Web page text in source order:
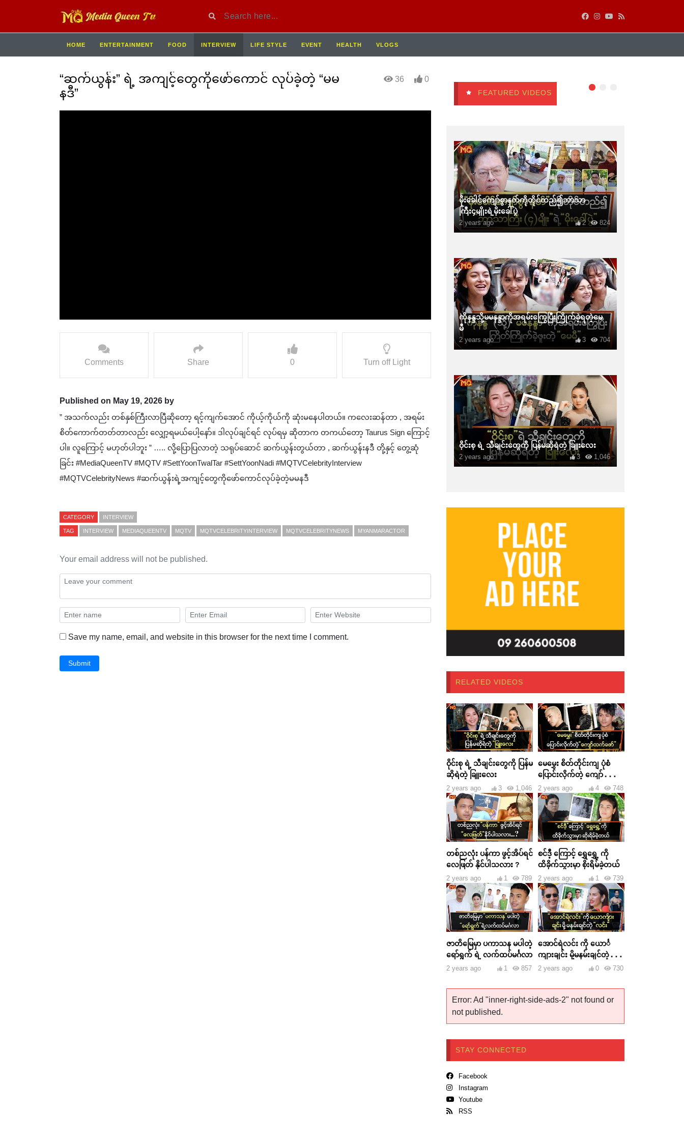
HOME ENTERTAINMENT FOOD INTERVIEW LIFE STYLE EVENT HEALTH VLOGS
“ဆက်ယွန်း” ရဲ့ အကျင့်တွေကိုဖော်ကောင် လုပ်ခဲ့တဲ့ “မမ
နဒီ”
36 0
Comments Share 0 Turn off Light
Published on May 19, 2026 by
” အသက်လည်း တစ်နှစ်ကြီးလာပြီဆိုတော့ ရင့်ကျက်အောင် ကိုယ့်ကိုယ်ကို ဆုံးမနေပါတယ်။ ကလေးဆန်တာ , အရမ်း
စိတ်ကောက်တတ်တာလည်း လျှော့ရမယ်ပေါ့နော်။ ဒါလုပ်ချင်ရင် လုပ်ရမှ ဆိုတာက တကယ်တော့ Taurus Sign ကြောင့်
ပါ။ လူကြောင့် မဟုတ်ပါဘူး ” ….. လို့ပြောပြလာတဲ့ သရုပ်ဆောင် ဆက်ယွန်းတွယ်တာ , ဆက်ယွန်းနဒီ တို့နှင့် တွေ့ဆုံ
ခြင်း #MediaQueenTV #MQTV #SettYoonTwalTar #SettYoonNadi #MQTVCelebrityInterview
#MQTVCelebrityNews #ဆက်ယွန်းရဲ့အကျင့်တွေကိုဖော်ကောင်လုပ်ခဲ့တဲ့မမနဒီ
CATEGORY INTERVIEW
TAG INTERVIEW MEDIAQUEENTV MQTV MQTVCELEBRITYINTERVIEW MQTVCELEBRITYNEWS MYANMARACTOR
Your email address will not be published.
Save my name, email, and website in this browser for the next time I comment.
Submit
FEATURED VIDEOS
မိုးခေါင်ကျော်စွာနတ်ကိုတိုင်တည်၍ဘာသာ
ကြီး၄မျိုးရဲ့မိုးခေါ်ပွဲ
2 years ago 824
2
ကိုနန္ဒသို့မမနန္ဒာကိုအရမ်းကြွေပြီးကြိုက်ခဲ့ရတဲ့မေ
မီ
2 years ago 704
3
ဝိုင်းစု ရဲ့ သီချင်းတွေကို ပြန်မဆိုရဲတဲ့ ခြူးလေး
2 years ago 1,046
3
RELATED VIDEOS
ဝိုင်းစု ရဲ့ သီချင်းတွေကို ပြန်မ
ဆိုရဲတဲ့ ခြူးလေး
2 years ago 1,046
3
မေမွှေး စိတ်တိုင်းကျ ပုံစံ
ပြောင်းလိုက်တဲ့ ကျော်ထက်
ဇော်
2 years ago 748
4
တစ်ညလုံး ပန်ကာ ဖွင့်အိပ်ရင်
လေဖြတ် နိုင်ပါသလား ?
2 years ago 789
1
စင်ဒီ့ ကြောင့် ရွှေရွှေ့ ကို
ထိခိုက်သွားမှာ စိုးရိမ်ခဲ့တယ်
2 years ago 739
1
ဇာတိမြေမှာ ပကာသန မပါတဲ့
ရော်ရွက် ရဲ့ လက်ထပ်မင်္ဂလာ
2 years ago 857
1
အောင်ရဲလင်း ကို ယောင်္
ကျားချင်း မို့မနမ်းချင်တဲ့
လင်း
2 years ago 730
0
Error: Ad "inner-right-side-ads-2" not found or
not published.
STAY CONNECTED
Facebook
Instagram
Youtube
RSS